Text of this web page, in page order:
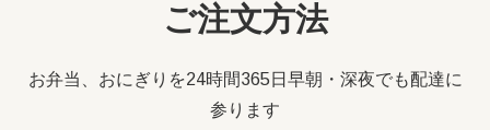
ご注文方法
お弁当、おにぎりを24時間365日早朝・深夜でも配達に
参ります